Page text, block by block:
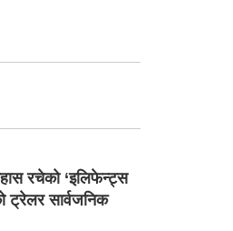
रचेको ‘इलिफेन्ट्स
ट्रेलर सार्वजनिक